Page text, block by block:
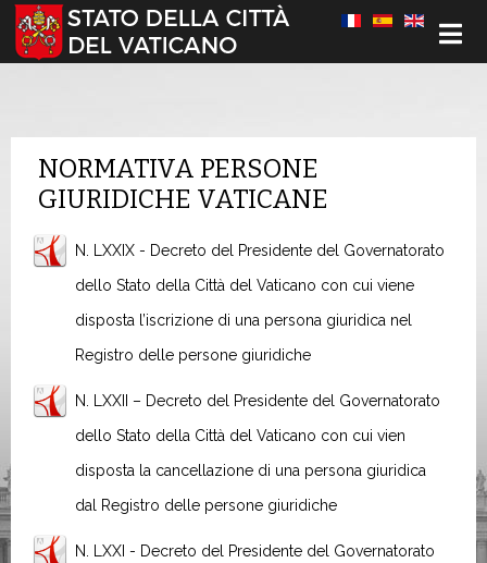
Seleziona la tua lingua
NORMATIVA PERSONE
GIURIDICHE VATICANE
N. LXXIX - Decreto del Presidente del Governatorato
dello Stato della Città del Vaticano con cui viene
disposta l’iscrizione di una persona giuridica nel
Registro delle persone giuridiche
N. LXXII – Decreto del Presidente del Governatorato
dello Stato della Città del Vaticano con cui vien
disposta la cancellazione di una persona giuridica
dal Registro delle persone giuridiche
N. LXXI - Decreto del Presidente del Governatorato